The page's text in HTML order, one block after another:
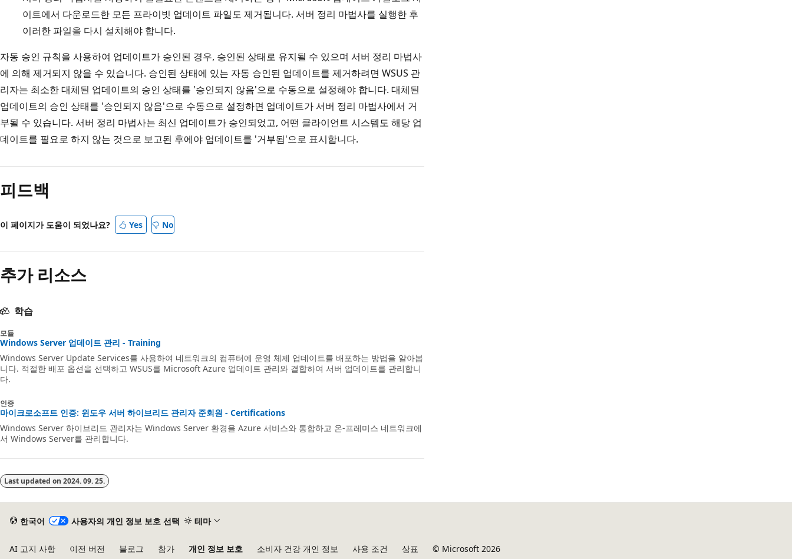
이트에서 다운로드한 모든 프라이빗 업데이트 파일도 제거됩니다. 서버 정리 마법사를 실행한 후
이러한 파일을 다시 설치해야 합니다.
자동 승인 규칙을 사용하여 업데이트가 승인된 경우, 승인된 상태로 유지될 수 있으며 서버 정리 마법사
에 의해 제거되지 않을 수 있습니다. 승인된 상태에 있는 자동 승인된 업데이트를 제거하려면 WSUS 관
리자는 최소한 대체된 업데이트의 승인 상태를 '승인되지 않음'으로 수동으로 설정해야 합니다. 대체된
업데이트의 승인 상태를 '승인되지 않음'으로 수동으로 설정하면 업데이트가 서버 정리 마법사에서 거
부될 수 있습니다. 서버 정리 마법사는 최신 업데이트가 승인되었고, 어떤 클라이언트 시스템도 해당 업
데이트를 필요로 하지 않는 것으로 보고된 후에야 업데이트를 '거부됨'으로 표시합니다.
기
모
사
안
함
피드백
이 페이지가 도움이 되었나요? Yes No
추가 리소스
학습
모듈
Windows Server 업데이트 관리 - Training
Windows Server Update Services를 사용하여 네트워크의 컴퓨터에 운영 체제 업데이트를 배포하는 방법을 알아봅
니다. 적절한 배포 옵션을 선택하고 WSUS를 Microsoft Azure 업데이트 관리와 결합하여 서버 업데이트를 관리합니
다.
인증
마이크로소프트 인증: 윈도우 서버 하이브리드 관리자 준회원 - Certifications
Windows Server 하이브리드 관리자는 Windows Server 환경을 Azure 서비스와 통합하고 온-프레미스 네트워크에
서 Windows Server를 관리합니다.
Last updated on 2024. 09. 25.
한국어 사용자의 개인 정보 보호 선택 테마
AI 고지 사항 이전 버전 블로그 참가 개인 정보 보호 소비자 건강 개인 정보 사용 조건 상표 © Microsoft 2026